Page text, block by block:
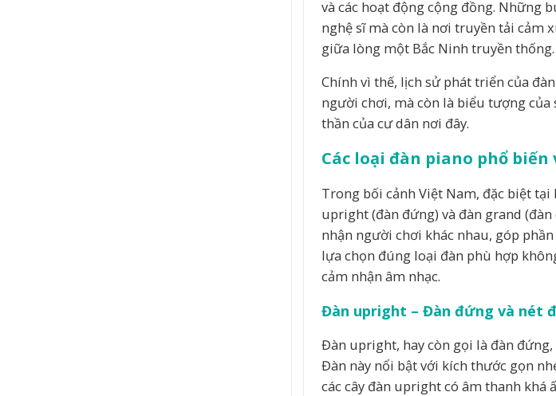
và các hoạt động cộng đồng. Những
nghệ sĩ mà còn là nơi truyền tải cảm
giữa lòng một Bắc Ninh truyền thống.
Chính vì thế, lịch sử phát triển của
người chơi, mà còn là biểu tượng
thần của cư dân nơi đây.
Các loại đàn piano phổ
Trong bối cảnh Việt Nam, đặc biệt
upright (đàn đứng) và đàn grand
nhận người chơi khác nhau, góp
lựa chọn đúng loại đàn phù hợp
cảm nhận âm nhạc.
Đàn upright – Đàn đứng và nét
Đàn upright, hay còn gọi là đàn
Đàn này nổi bật với kích thước gọn
các cây đàn upright có âm thanh khá